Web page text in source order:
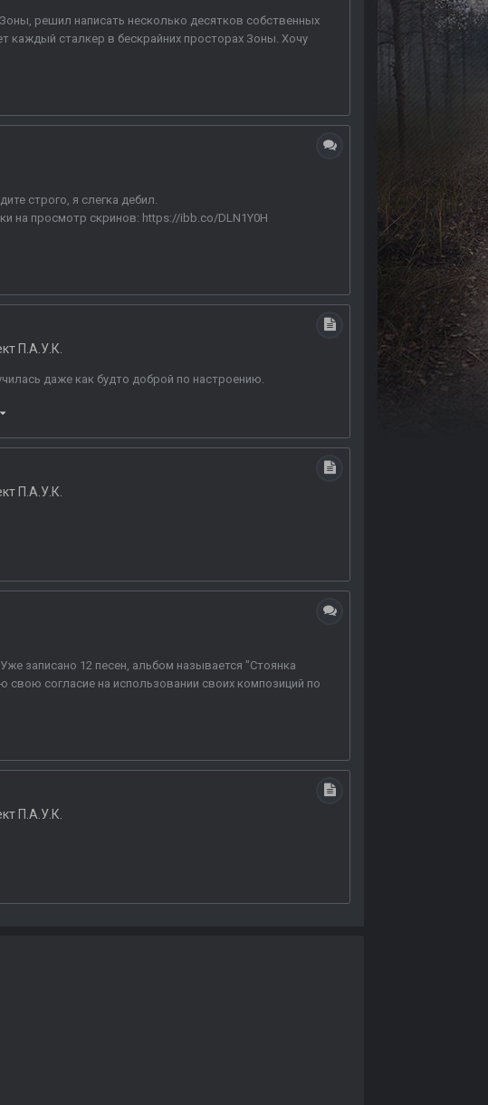
решил написать несколько десятков собственных
каждый сталкер в бескрайних просторах Зоны. Хочу
строго, я слегка дебил.
на просмотр скринов: https://ibb.co/DLN1Y0H
П.А.У.К.
даже как будто доброй по настроению.
П.А.У.К.
записано 12 песен, альбом называется "Стоянка
свою согласие на использовании своих композиций по
П.А.У.К.